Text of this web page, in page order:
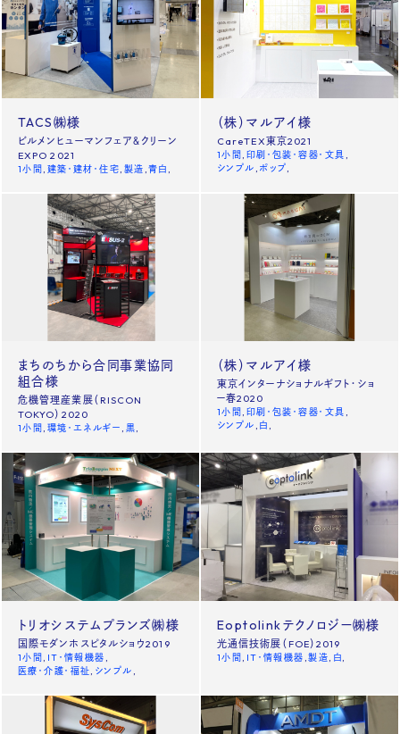
タックチャンネル【ものづくり】
株式会社タック PR
TACS㈱様
ビルメンヒューマンフェア＆クリーン
EXPO 2021
1小間 建築・建材・住宅 製造 青白
（株）マルアイ様
CareTEX東京2021
1小間 印刷・包装・容器・文具
シンプル ポップ
まちのちから合同事業協同
組合様
危機管理産業展（RISCON
TOKYO）2020
1小間 環境・エネルギー 黒
（株）マルアイ様
東京インターナショナルギフト・ショ
ー春2020
1小間
印刷・包装・容器・文具
シンプル 白
トリオシステムプランズ㈱様
国際モダンホスピタルショウ2019
1小間
IT・情報機器
医療・介護・福祉 シンプル
Eoptolinkテクノロジー㈱様
光通信技術展（FOE）2019
1小間 IT・情報機器 製造 白